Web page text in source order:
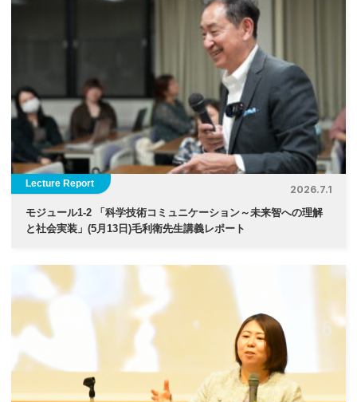
Lecture Report
2026.7.1
モジュール1-2 「科学技術コミュニケーション～未来智への理解
と社会実装」(5月13日)毛利衛先生講義レポート